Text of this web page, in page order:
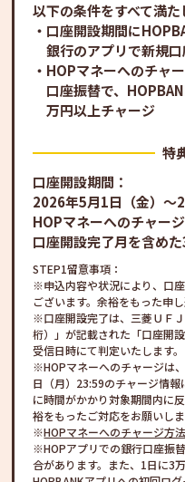
以下の条件をすべて満た
口座開設期間に
銀行のアプリで新規
HOPマネーへのチャ
口座振替で、
万円以上チャージ
特
口座開設期間：
2026年5月1日（金）～
HOPマネーへのチャージ
口座開設完了月を含め
STEP1留意事項：
申込内容や状況により、口
ございます。余裕をもった申し
口座開設完了は、三菱ＵＦ
桁）」が記載された「口座開
受信日時にて判定いたします。
HOPマネーへのチャージは
日（月）23:59のチャージ情
に時間がかかり対象期間内に
裕をもったご対応をお願いしま
HOPマネーへのチャージ方
HOPアプリでの銀行口座振
合があります。また、1日に3